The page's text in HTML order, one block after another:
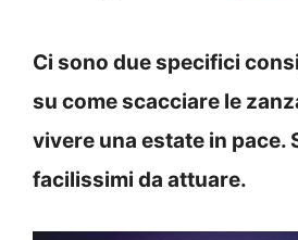
Ci sono due specifici
su come scacciare le
vivere una estate in pace.
facilissimi da attuare.